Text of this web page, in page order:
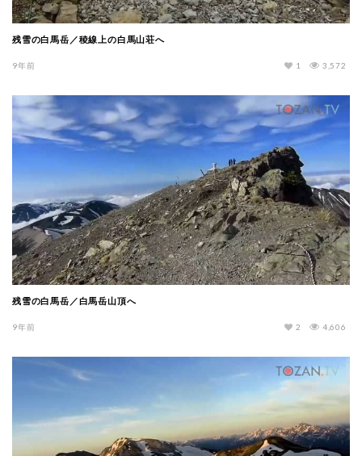
残雪の白馬岳／稜線上の白馬山荘へ
9年前 3,572
1
残雪の白馬岳／白馬岳山頂へ
9年前 4,606
2